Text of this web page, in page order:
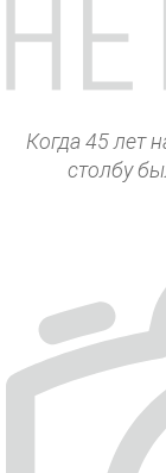
Когда 45 лет
столбу